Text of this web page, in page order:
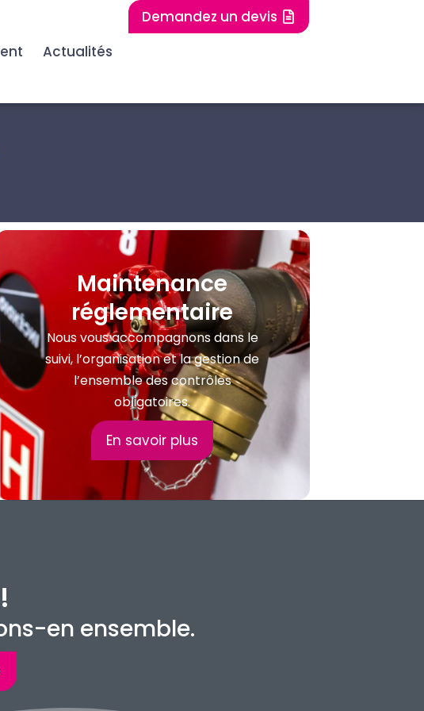
Actualités
Demandez un devis
Maintenance
réglementaire
Nous vous accompagnons dans le
suivi, l’organisation et la gestion de
l’ensemble des contrôles
obligatoires.
En savoir plus
en ensemble.